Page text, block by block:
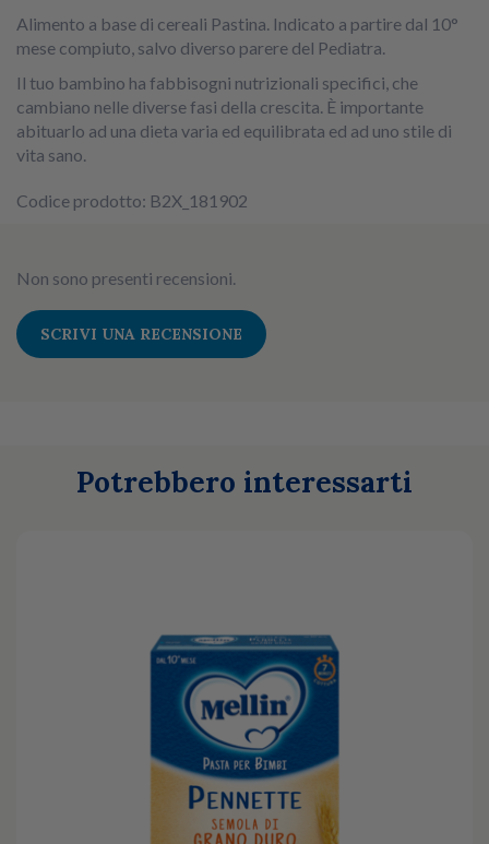
Alimento a base di cereali Pastina. Indicato a partire dal 10°
mese compiuto, salvo diverso parere del Pediatra.
Il tuo bambino ha fabbisogni nutrizionali specifici, che
cambiano nelle diverse fasi della crescita. È importante
abituarlo ad una dieta varia ed equilibrata ed ad uno stile di
vita sano.
Codice prodotto: B2X_181902
Non sono presenti recensioni.
SCRIVI UNA RECENSIONE
Potrebbero interessarti